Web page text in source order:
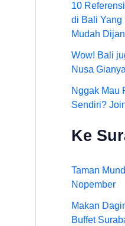
10
di Bali Yang
Mudah
Wow! Bali
Nusa
Nggak Mau
Sendiri?
Ke
Taman
Nopember
Makan
Buffet